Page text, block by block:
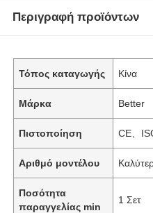
Περιγραφή προϊόντων
Τόπος καταγωγής Κίνα
Μάρκα Better
Πιστοποίηση CE、
Αριθμό μοντέλου
Ποσότητα
παραγγελίας min
1 Σετ